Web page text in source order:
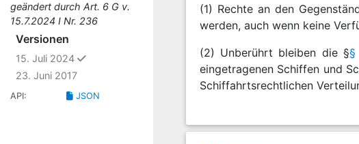
geändert durch Art. 6 G v.
15.7.2024 I Nr. 236
Versionen
15. Juli 2024
ausgewählt
23. Juni 2017
API: JSON
(1) Rechte an den
werden, auch wenn keine
(2) Unberührt bleiben die §§
eingetragenen Schiffen und
Schiffahrtsrechtlichen